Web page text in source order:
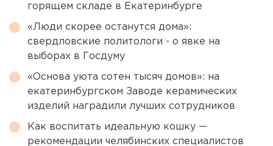
горящем складе в Екатеринбурге
«Люди скорее останутся дома»:
свердловские политологи - о явке на
выборах в Госдуму
«Основа уюта сотен тысяч домов»: на
екатеринбургском Заводе керамических
изделий наградили лучших сотрудников
Как воспитать идеальную кошку —
рекомендации челябинских специалистов